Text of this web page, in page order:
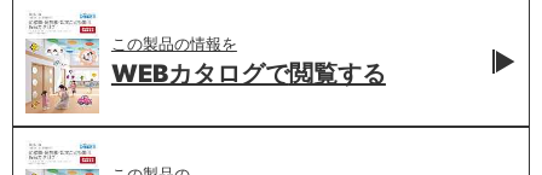
この製品の情報を
WEBカタログで閲覧する